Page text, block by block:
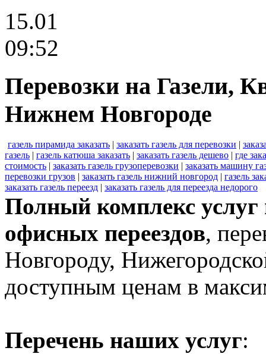
15.01
09:52
Перевозки на Газели,
Нижнем Новгороде
газель пирамида заказать | заказать газель для перевозки |
газель | газель катюша заказать | заказать газель дешево | где
стоимость | заказать газель грузоперевозки | заказать машину
перевозки грузов | заказать газель нижний новгород | газель
заказать газель переезд | заказать газель для переезда недорого
Полный комплекс
офисных переездов,
Новгороду,
доступным ценам в
Перечень наших услуг: